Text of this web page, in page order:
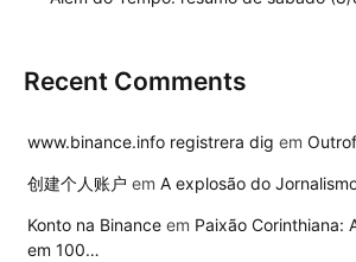
Recent Comments
www.binance.info registrera dig em
创建个人账户 em A explosão do
Konto na Binance em Paixão Corinthiana:
em 100…